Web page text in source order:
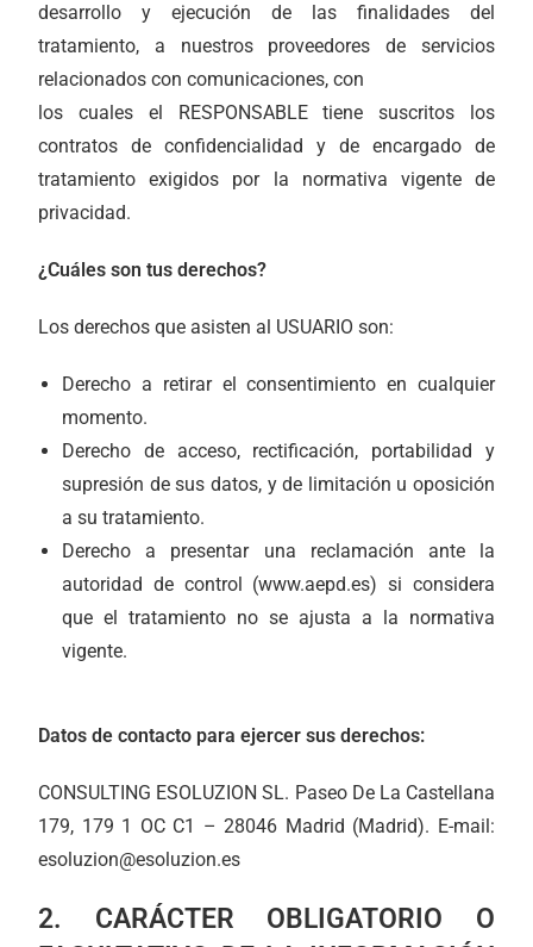
desarrollo y ejecución de las finalidades del
tratamiento, a nuestros proveedores de servicios
relacionados con comunicaciones, con
los cuales el RESPONSABLE tiene suscritos los
contratos de confidencialidad y de encargado de
tratamiento exigidos por la normativa vigente de
privacidad.
¿Cuáles son tus derechos?
Los derechos que asisten al USUARIO son:
Derecho a retirar el consentimiento en cualquier
momento.
Derecho de acceso, rectificación, portabilidad y
supresión de sus datos, y de limitación u oposición
a su tratamiento.
Derecho a presentar una reclamación ante la
autoridad de control (www.aepd.es) si considera
que el tratamiento no se ajusta a la normativa
vigente.
Datos de contacto para ejercer sus derechos:
CONSULTING ESOLUZION SL. Paseo De La Castellana
179, 179 1 OC C1 – 28046 Madrid (Madrid). E-mail:
esoluzion@esoluzion.es
2. CARÁCTER OBLIGATORIO O